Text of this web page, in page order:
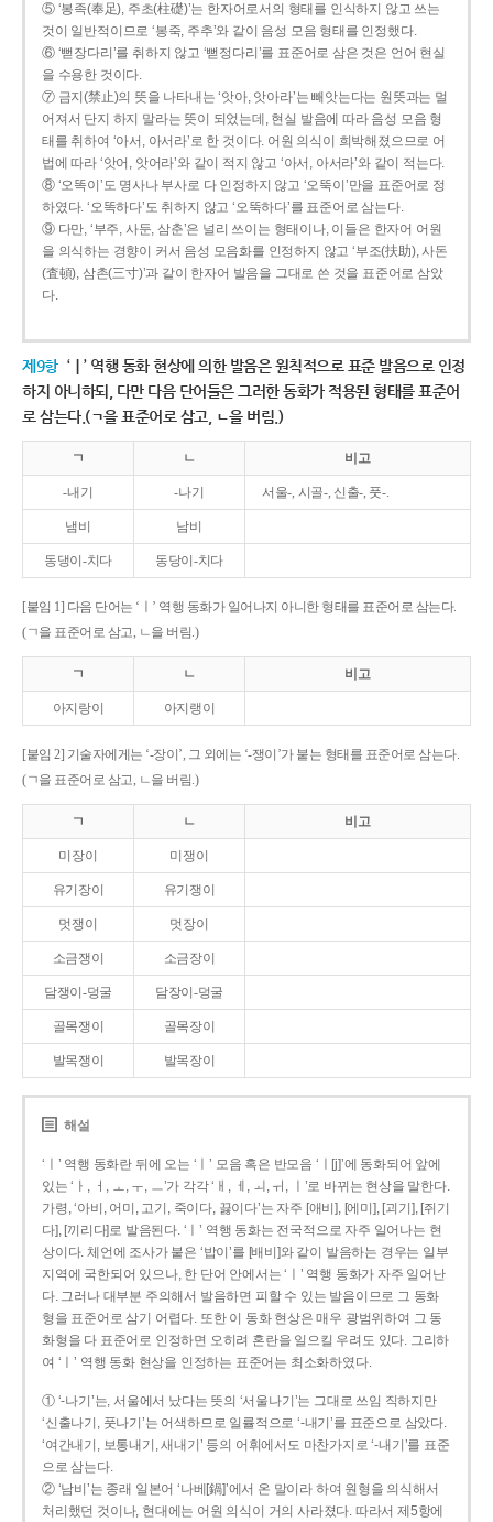
⑤ ‘봉족(奉足), 주초(柱礎)’는 한자어로서의 형태를 인식하지 않고 쓰는
것이 일반적이므로 ‘봉죽, 주추’와 같이 음성 모음 형태를 인정했다.
⑥ ‘뻗장다리’를 취하지 않고 ‘뻗정다리’를 표준어로 삼은 것은 언어 현실
을 수용한 것이다.
⑦ 금지(禁止)의 뜻을 나타내는 ‘앗아, 앗아라’는 빼앗는다는 원뜻과는 멀
어져서 단지 하지 말라는 뜻이 되었는데, 현실 발음에 따라 음성 모음 형
태를 취하여 ‘아서, 아서라’로 한 것이다. 어원 의식이 희박해졌으므로 어
법에 따라 ‘앗어, 앗어라’와 같이 적지 않고 ‘아서, 아서라’와 같이 적는다.
⑧ ‘오똑이’도 명사나 부사로 다 인정하지 않고 ‘오뚝이’만을 표준어로 정
하였다. ‘오똑하다’도 취하지 않고 ‘오뚝하다’를 표준어로 삼는다.
⑨ 다만, ‘부주, 사둔, 삼춘’은 널리 쓰이는 형태이나, 이들은 한자어 어원
을 의식하는 경향이 커서 음성 모음화를 인정하지 않고 ‘부조(扶助), 사돈
(査頓), 삼촌(三寸)’과 같이 한자어 발음을 그대로 쓴 것을 표준어로 삼았
다.
제9항 ‘ㅣ’ 역행 동화 현상에 의한 발음은 원칙적으로 표준 발음으로 인정
하지 아니하되, 다만 다음 단어들은 그러한 동화가 적용된 형태를 표준어
로 삼는다.(ㄱ을 표준어로 삼고, ㄴ을 버림.)
ㄱ ㄴ 비고
-내기 -나기 서울-, 시골-, 신출-, 풋-.
냄비 남비
동댕이-치다 동당이-치다
[붙임 1] 다음 단어는 ‘ㅣ’ 역행 동화가 일어나지 아니한 형태를 표준어로 삼는다.
(ㄱ을 표준어로 삼고, ㄴ을 버림.)
ㄱ ㄴ 비고
아지랑이 아지랭이
[붙임 2] 기술자에게는 ‘-장이’, 그 외에는 ‘-쟁이’가 붙는 형태를 표준어로 삼는다.
(ㄱ을 표준어로 삼고, ㄴ을 버림.)
ㄱ ㄴ 비고
미장이 미쟁이
유기장이 유기쟁이
멋쟁이 멋장이
소금쟁이 소금장이
담쟁이-덩굴 담장이-덩굴
골목쟁이 골목장이
발목쟁이 발목장이
해설
‘ㅣ’ 역행 동화란 뒤에 오는 ‘ㅣ’ 모음 혹은 반모음 ‘ㅣ[j]’에 동화되어 앞에
있는 ‘ㅏ, ㅓ, ㅗ, ㅜ, ㅡ’가 각각 ‘ㅐ, ㅔ, ㅚ, ㅟ, ㅣ’로 바뀌는 현상을 말한다.
가령, ‘아비, 어미, 고기, 죽이다, 끓이다’는 자주 [애비], [에미], [괴기], [쥐기
다], [끼리다]로 발음된다. ‘ㅣ’ 역행 동화는 전국적으로 자주 일어나는 현
상이다. 체언에 조사가 붙은 ‘밥이’를 [배비]와 같이 발음하는 경우는 일부
지역에 국한되어 있으나, 한 단어 안에서는 ‘ㅣ’ 역행 동화가 자주 일어난
다. 그러나 대부분 주의해서 발음하면 피할 수 있는 발음이므로 그 동화
형을 표준어로 삼기 어렵다. 또한 이 동화 현상은 매우 광범위하여 그 동
화형을 다 표준어로 인정하면 오히려 혼란을 일으킬 우려도 있다. 그리하
여 ‘ㅣ’ 역행 동화 현상을 인정하는 표준어는 최소화하였다.
① ‘-나기’는, 서울에서 났다는 뜻의 ‘서울나기’는 그대로 쓰임 직하지만
‘신출나기, 풋나기’는 어색하므로 일률적으로 ‘-내기’를 표준으로 삼았다.
‘여간내기, 보통내기, 새내기’ 등의 어휘에서도 마찬가지로 ‘-내기’를 표준
으로 삼는다.
② ‘남비’는 종래 일본어 ‘나베[鍋]’에서 온 말이라 하여 원형을 의식해서
처리했던 것이나, 현대에는 어원 의식이 거의 사라졌다. 따라서 제5항에